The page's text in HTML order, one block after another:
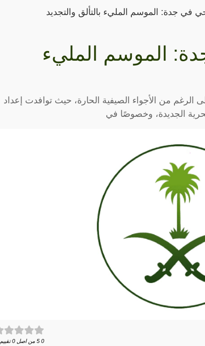
جدة: الموسم المليء بالتألق والتجديد
الموسم المليء
من الأجواء الصيفية الحارة، حيث توافدت إعداد
الجديدة، وخصوصًا في
0
5 من اصل 0 تقييم.